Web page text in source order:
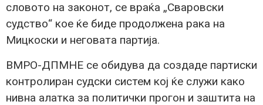
словото на законот, се враќа „Сваровски
судство“ кое ќе биде продолжена рака на
Мицкоски и неговата партија.
ВМРО-ДПМНЕ се обидува да создаде партиски
контролиран судски систем кој ќе служи како
нивна алатка за политички прогон и заштита на